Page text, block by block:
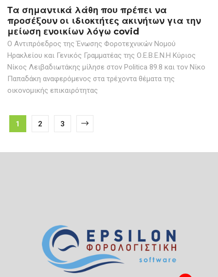
Τα σημαντικά λάθη που πρέπει να
προσέξουν οι ιδιοκτήτες ακινήτων για την
μείωση ενοικίων λόγω covid
Ο Αντιπρόεδρος της Ένωσης Φοροτεχνικών Νομού
Ηρακλείου και Γενικός Γραμματέας της Ο.Ε.Β.Ε.Ν.Η Κύριος
Νίκος Λειβαδιωτάκης μίλησε στον Politica 89.8 και τον Νίκο
Παπαδάκη αναφερόμενος στα τρέχοντα θέματα της
οικονομικής επικαιρότητας
1 2 3